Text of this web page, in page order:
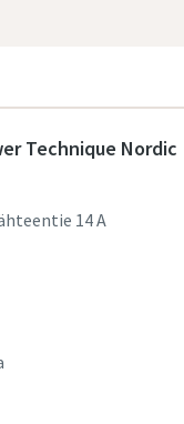
Technique Nordic
14 A